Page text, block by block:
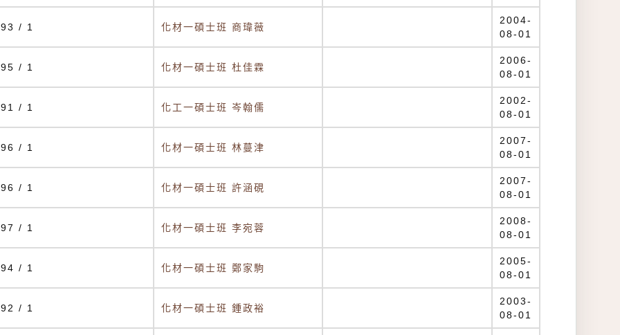
/ 1 化材一碩士班 商瑋薇
2004-
08-01
/ 1 化材一碩士班 杜佳霖
2006-
08-01
/ 1 化工一碩士班 岑翰儒
2002-
08-01
/ 1 化材一碩士班 林蔓津
2007-
08-01
/ 1 化材一碩士班 許涵硯
2007-
08-01
/ 1 化材一碩士班 李宛蓉
2008-
08-01
/ 1 化材一碩士班 鄭家駒
2005-
08-01
/ 1 化材一碩士班 鍾政裕
2003-
08-01